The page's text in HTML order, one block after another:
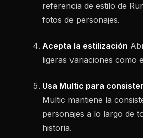
referencia de estilo de
fotos de personajes.
Acepta la estilización
ligeras variaciones como
Usa Multic para
Multic mantiene la
personajes a lo largo de
historia.